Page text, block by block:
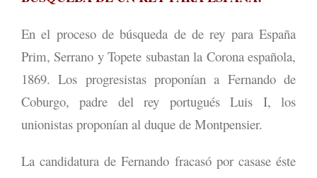
En el proceso de búsqueda de de rey para España
Prim, Serrano y Topete subastan la Corona española,
1869. Los progresistas proponían a Fernando de
Coburgo, padre del rey portugués Luis I, los
unionistas proponían al duque de Montpensier.
La candidatura de Fernando fracasó por casase éste